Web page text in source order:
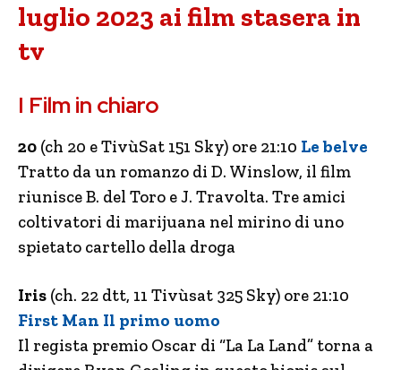
luglio 2023 ai film stasera in
tv
I Film in chiaro
20 (ch 20 e TivùSat 151 Sky) ore 21:10 Le belve
Tratto da un romanzo di D. Winslow, il film
riunisce B. del Toro e J. Travolta. Tre amici
coltivatori di marijuana nel mirino di uno
spietato cartello della droga
Iris (ch. 22 dtt, 11 Tivùsat 325 Sky) ore 21:10
First Man Il primo uomo
Il regista premio Oscar di “La La Land” torna a